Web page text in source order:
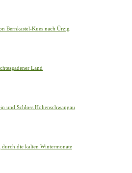
Bernkastel-Kues nach Ürzig
Land
und Schloss Hohenschwangau
die kalten Wintermonate